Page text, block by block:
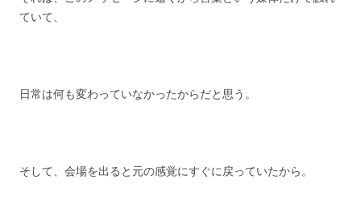
ていて、
日常は何も変わっていなかったからだと思う。
そして、会場を出ると元の感覚にすぐに戻っていたから。